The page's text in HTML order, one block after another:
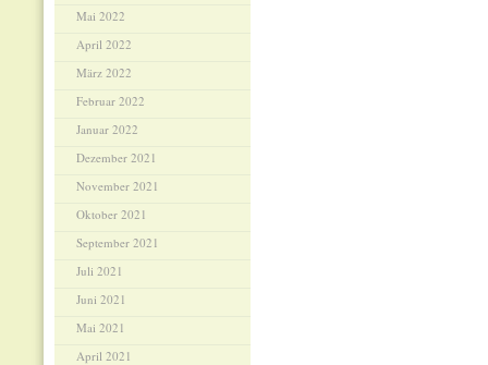
Mai 2022
April 2022
März 2022
Februar 2022
Januar 2022
Dezember 2021
November 2021
Oktober 2021
September 2021
Juli 2021
Juni 2021
Mai 2021
April 2021